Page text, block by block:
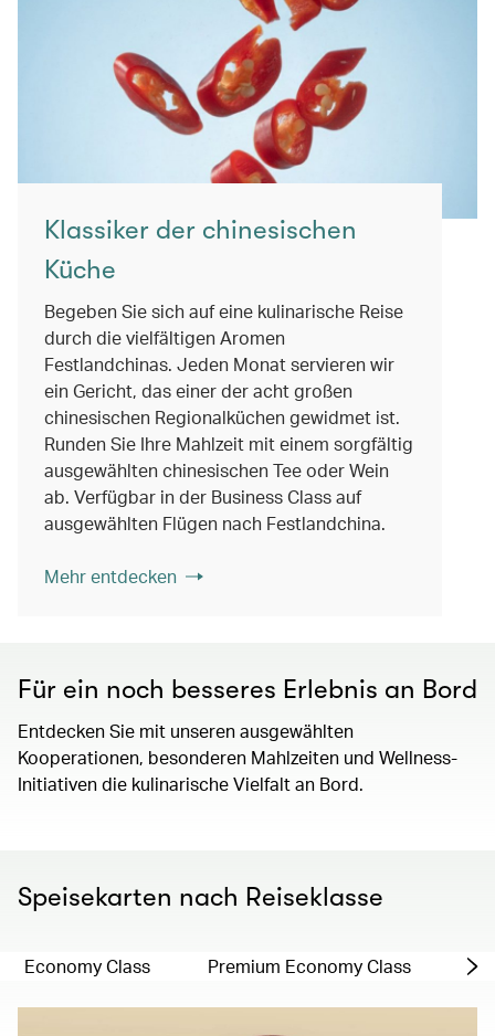
Klassiker der chinesischen
Küche
Begeben Sie sich auf eine kulinarische Reise
durch die vielfältigen Aromen
Festlandchinas. Jeden Monat servieren wir
ein Gericht, das einer der acht großen
chinesischen Regionalküchen gewidmet ist.
Runden Sie Ihre Mahlzeit mit einem sorgfältig
ausgewählten chinesischen Tee oder Wein
ab. Verfügbar in der Business Class auf
ausgewählten Flügen nach Festlandchina.
Mehr entdecken
Für ein noch besseres Erlebnis an Bord
Entdecken Sie mit unseren ausgewählten
Kooperationen, besonderen Mahlzeiten und Wellness-
Initiativen die kulinarische Vielfalt an Bord.
Speisekarten nach Reiseklasse
Economy Class Premium Economy Class